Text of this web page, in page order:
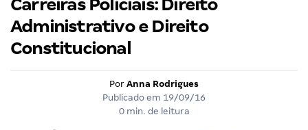
Carreiras Policiais: Direito
Administrativo e Direito
Constitucional
Por Anna Rodrigues
Publicado em 19/09/16
0 min. de leitura